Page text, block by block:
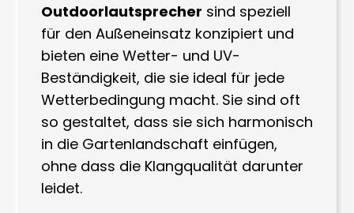
Outdoorlautsprecher sind speziell
für den Außeneinsatz konzipiert und
bieten eine Wetter- und UV-
Beständigkeit, die sie ideal für jede
Wetterbedingung macht. Sie sind oft
so gestaltet, dass sie sich harmonisch
in die Gartenlandschaft einfügen,
ohne dass die Klangqualität darunter
leidet.